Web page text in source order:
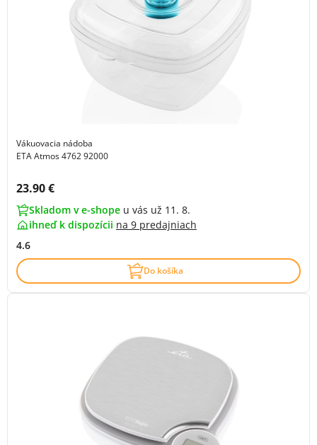
Vákuovacia nádoba
ETA Atmos 4762 92000
Cena s DPH:
23.90 €
Skladom v e-shope u vás už 11. 8.
ihneď k dispozícii na 9 predajniach
4.6
Do košíka